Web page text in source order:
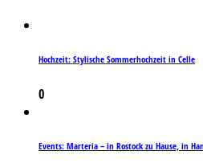
Hochzeit: Stylische Sommerhochzeit in Celle
0
Events: Marteria – in Rostock zu Hause, in